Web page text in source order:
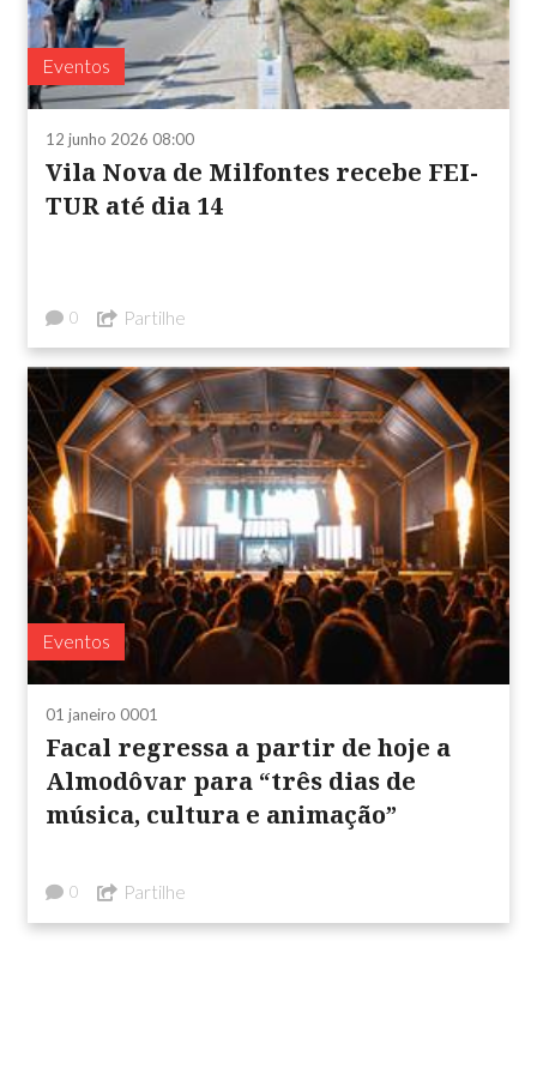
Eventos
12 junho 2026 08:00
Vila Nova de Milfontes recebe FEI-
TUR até dia 14
0 Partilhe
Eventos
01 janeiro 0001
Facal regressa a partir de hoje a
Almodôvar para “três dias de
música, cultura e animação”
0 Partilhe